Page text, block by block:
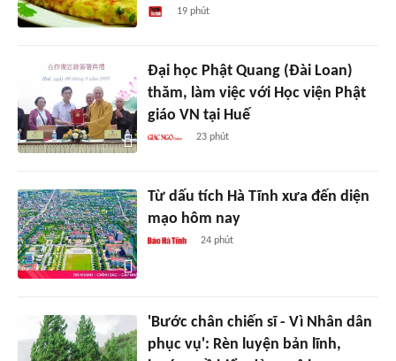
19 phút
Đại học Phật Quang (Đài Loan)
thăm, làm việc với Học viện Phật
giáo VN tại Huế
23 phút
Từ dấu tích Hà Tĩnh xưa đến diện
mạo hôm nay
24 phút
'Bước chân chiến sĩ - Vì Nhân dân
phục vụ': Rèn luyện bản lĩnh,